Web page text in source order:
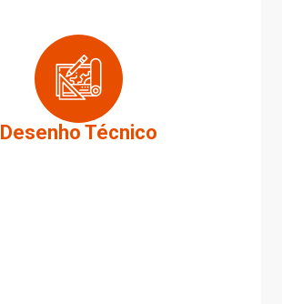
Desenho Técnico